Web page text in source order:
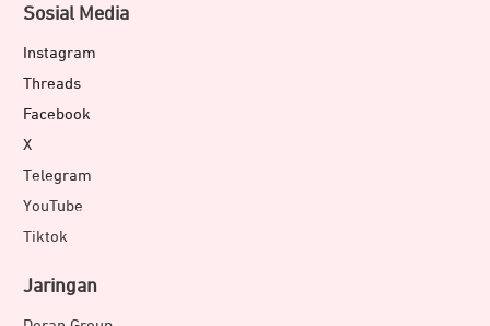
Sosial Media
Instagram
Threads
Facebook
X
Telegram
YouTube
Tiktok
Jaringan